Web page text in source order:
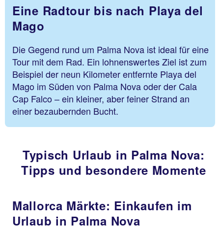
Eine Radtour bis nach Playa del
Mago
Die Gegend rund um Palma Nova ist ideal für eine
Tour mit dem Rad. Ein lohnenswertes Ziel ist zum
Beispiel der neun Kilometer entfernte Playa del
Mago im Süden von Palma Nova oder der Cala
Cap Falco – ein kleiner, aber feiner Strand an
einer bezaubernden Bucht.
Typisch Urlaub in Palma Nova:
Tipps und besondere Momente
Mallorca Märkte: Einkaufen im
Urlaub in Palma Nova